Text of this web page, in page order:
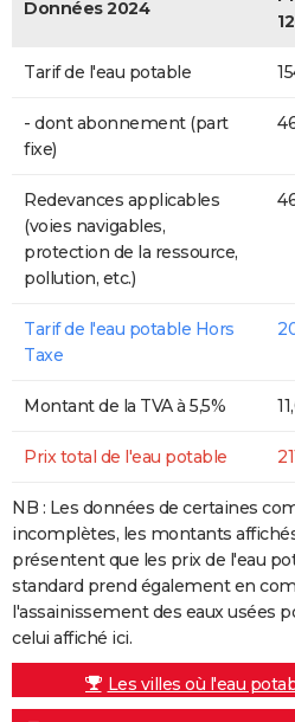
Données 2024
Tarif de l'eau potable
- dont abonnement (part
fixe)
Redevances applicables
(voies navigables,
protection de la ressource,
pollution, etc.)
Tarif de l'eau potable Hors
Taxe
Montant de la TVA à 5,5%
Prix total de l'eau potable
NB : Les données de certaines
incomplètes, les montants
présentent que les prix de l'eau
standard prend également en
l'assainissement des eaux usées
celui affiché ici.
Les villes où l'eau